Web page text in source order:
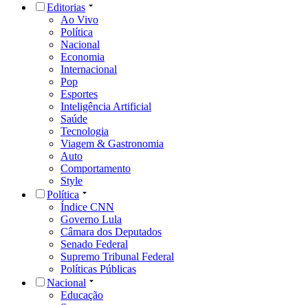
Editorias
Ao Vivo
Política
Nacional
Economia
Internacional
Pop
Esportes
Inteligência Artificial
Saúde
Tecnologia
Viagem & Gastronomia
Auto
Comportamento
Style
Política
Índice CNN
Governo Lula
Câmara dos Deputados
Senado Federal
Supremo Tribunal Federal
Políticas Públicas
Nacional
Educação